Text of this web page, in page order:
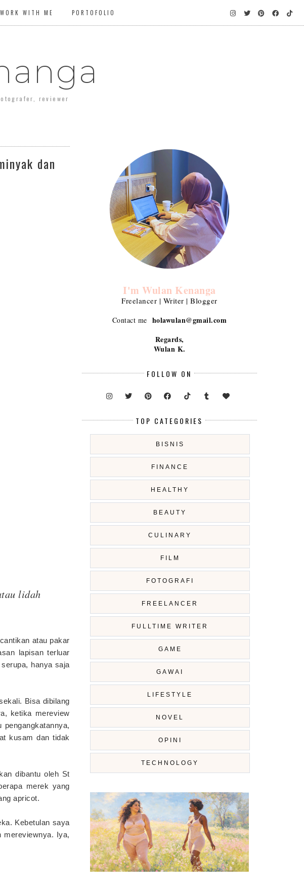
WORK WITH ME PORTOFOLIO
reviewer
dan
lidah
atau pakar
lapisan terluar
hanya saja
Bisa dibilang
ketika mereview
kusam dan tidak
dibantu oleh St
merek yang
apricot.
Kebetulan saya
mereviewnya. Iya,
I'm Wulan Kenanga
Freelancer | Writer | Blogger
Contact me holawulan@gmail.com
Regards,
Wulan K.
FOLLOW ON
TOP CATEGORIES
BISNIS
FINANCE
HEALTHY
BEAUTY
CULINARY
FILM
FOTOGRAFI
FREELANCER
FULLTIME WRITER
GAME
GAWAI
LIFESTYLE
NOVEL
OPINI
TECHNOLOGY